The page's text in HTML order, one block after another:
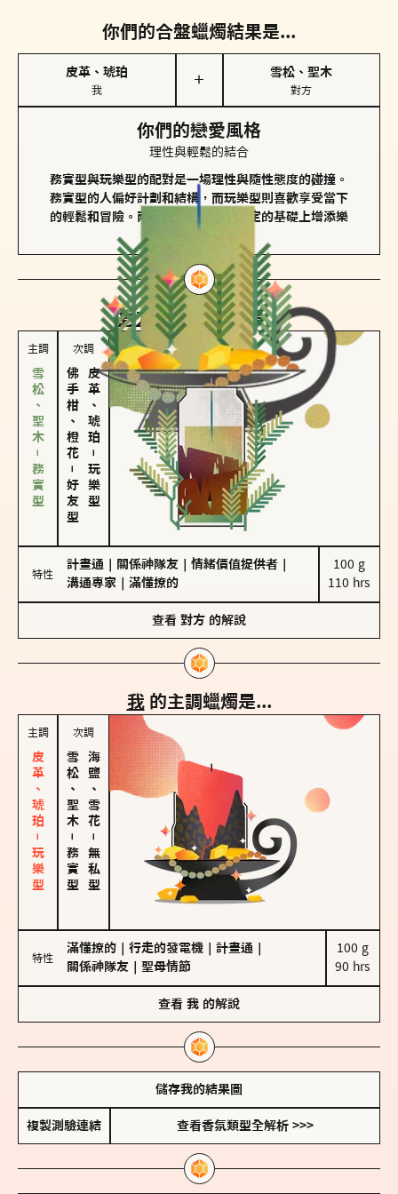
你們的合盤蠟燭結果是...
皮革、琥珀
我
＋
雪松、聖木
對方
你們的戀愛風格
理性與輕鬆的結合
務實型與玩樂型的配對是一場理性與隨性態度的碰撞。
務實型的人偏好計劃和結構，而玩樂型則喜歡享受當下
的輕鬆和冒險。兩者的關係能夠在穩定的基礎上增添樂
對方 的主調蠟燭是...
主調
雪松、聖木－務實型
次調
佛手柑、橙花
－
好友型
皮革、琥珀
－
玩樂型
特性
計畫通 關係神隊友 情緒價值提供者
溝通專家
滿懂撩的
100 g
110 hrs
查看 對方 的解說
我 的主調蠟燭是...
主調
皮革、琥珀－玩樂型
次調
雪松、聖木
－
務實型
海鹽、雪花
－
無私型
特性
滿懂撩的 行走的發電機 計畫通
關係神隊友
聖母情節
100 g
90 hrs
查看 我 的解說
儲存我的結果圖
複製測驗連結 查看香氛類型全解析 >>>